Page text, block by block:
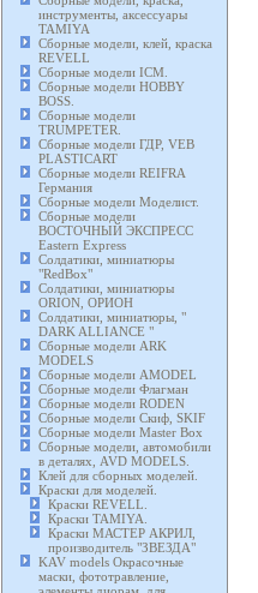
инструменты, аксессуары
TAMIYA
Сборные модели, клей, краска
REVELL
Сборные модели ICM.
Сборные модели HOBBY
BOSS.
Сборные модели
TRUMPETER.
Сборные модели ГДР, VEB
PLASTICART
Сборные модели REIFRA
Германия
Сборные модели Моделист.
Сборные модели
ВОСТОЧНЫЙ ЭКСПРЕСС
Eastern Express
Солдатики, миниатюры
"RedBox"
Солдатики, миниатюры
ORION, ОРИОН
Солдатики, миниатюры, "
DARK ALLIANCE "
Сборные модели ARK
MODELS
Сборные модели AMODEL
Сборные модели Флагман
Сборные модели RODEN
Сборные модели Скиф, SKIF
Сборные модели Master Box
Сборные модели, автомобили
в деталях, AVD MODELS.
Клей для сборных моделей.
Краски для моделей.
Краски REVELL.
Краски TAMIYA.
Краски МАСТЕР АКРИЛ,
производитель "ЗВЕЗДА"
KAV models Окрасочные
маски, фототравление,